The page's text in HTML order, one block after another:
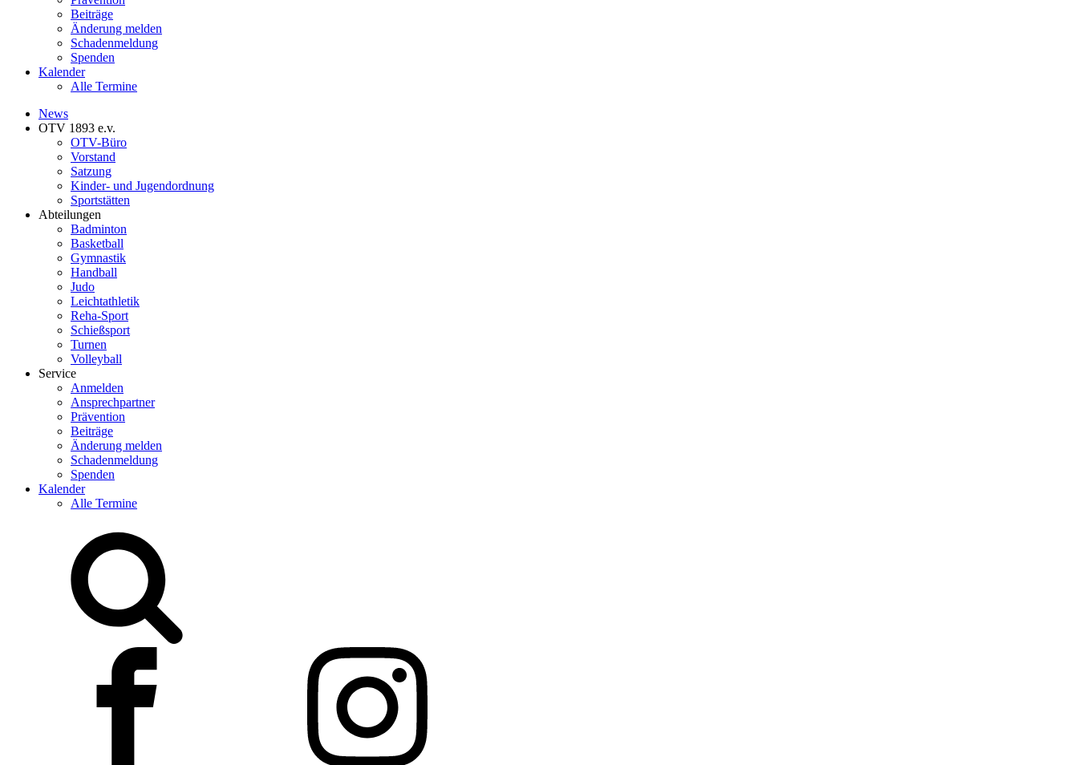
Beiträge
Änderung melden
Schadenmeldung
Spenden
Kalender
Alle Termine
News
OTV 1893 e.v.
OTV-Büro
Vorstand
Satzung
Kinder- und Jugendordnung
Sportstätten
Abteilungen
Badminton
Basketball
Gymnastik
Handball
Judo
Leichtathletik
Reha-Sport
Schießsport
Turnen
Volleyball
Service
Anmelden
Ansprechpartner
Prävention
Beiträge
Änderung melden
Schadenmeldung
Spenden
Kalender
Alle Termine